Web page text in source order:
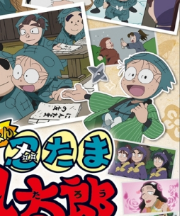
髙橋秀弥・木村泰大、シリーズ構成
に『はたらく細胞』の柿原優子、キ
ャラクターデザインに『おそ松さ
ん』『映像研には手を出すな！』の
浅野直之、アニメーション制作は
『ジョジョの奇妙な冒険』シリー
ズ、『炎炎ノ消防隊』のdavidproduc
tionが担当。そして、主人公の“ダー
リン”こと諸星あたると、ヒロイン・
ラムという稀代のカップル役を神谷
浩史と上坂すみれが演じる。大胆不
敵、恋にも全力、でもどこか切なく
て…あたるとラムのボーイ・ミー
ツ・ガールを、銀河中から集結する